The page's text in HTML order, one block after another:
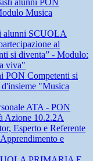
alunni PON
Musica
alunni SCUOLA
al
si diventa” - Modulo:
viva"
PON Competenti si
"Musica
ATA - PON
Azione 10.2.2A
Esperto e Referente
e